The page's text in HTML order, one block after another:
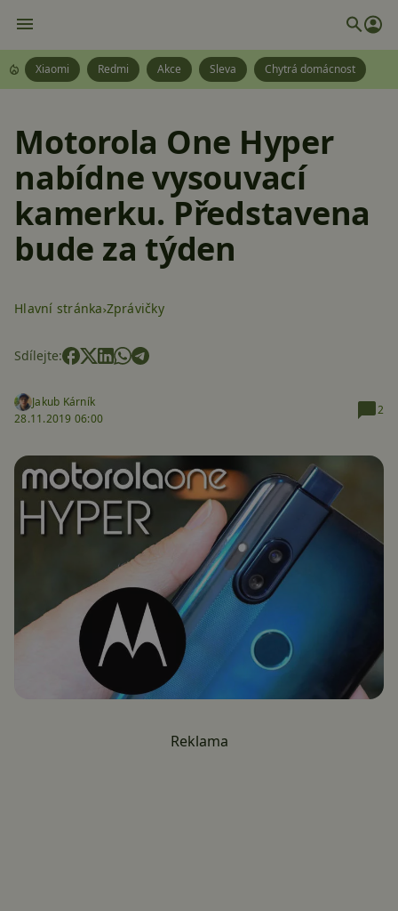
Xiaomi Redmi Akce Sleva Chytrá domácnost
Motorola One Hyper
nabídne vysouvací
kamerku. Představena
bude za týden
Hlavní stránka Zprávičky
Sdílejte:
Jakub Kárník
28.11.2019 06:00
2
Reklama